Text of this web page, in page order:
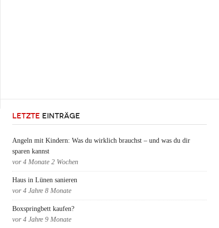
LETZTE EINTRÄGE
Angeln mit Kindern: Was du wirklich brauchst – und was du dir
sparen kannst
vor 4 Monate 2 Wochen
Haus in Lünen sanieren
vor 4 Jahre 8 Monate
Boxspringbett kaufen?
vor 4 Jahre 9 Monate